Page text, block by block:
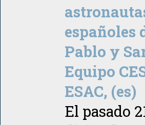
españoles
Pablo y
Equipo
ESAC, (es)
El pasado